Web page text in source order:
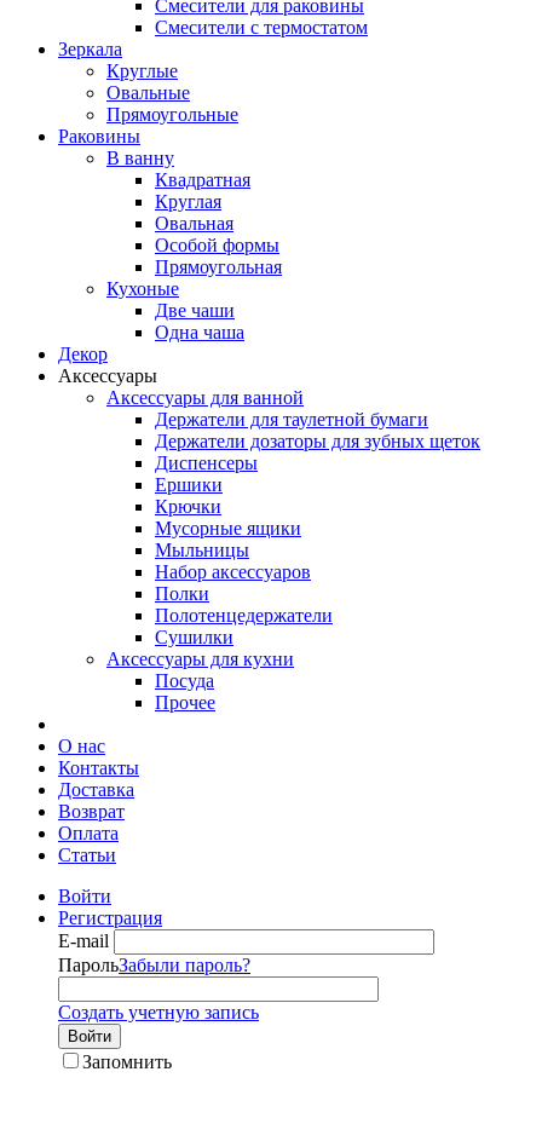
Смесители для раковины
Смесители с термостатом
Зеркала
Круглые
Овальные
Прямоугольные
Раковины
В ванну
Квадратная
Круглая
Овальная
Особой формы
Прямоугольная
Кухоные
Две чаши
Одна чаша
Декор
Аксессуары
Аксессуары для ванной
Держатели для таулетной бумаги
Держатели дозаторы для зубных щеток
Диспенсеры
Ершики
Крючки
Мусорные ящики
Мыльницы
Набор аксессуаров
Полки
Полотенцедержатели
Сушилки
Аксессуары для кухни
Посуда
Прочее
О нас
Контакты
Доставка
Возврат
Оплата
Статьи
Войти
Регистрация
E-mail
ПарольЗабыли пароль?
Создать учетную запись
Войти
Запомнить